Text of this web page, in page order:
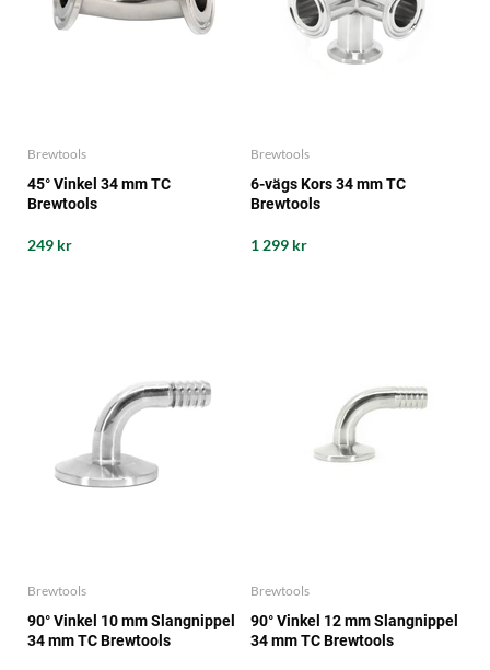
Brewtools
45° Vinkel 34 mm TC
Brewtools
249 kr
Brewtools
6-vägs Kors 34 mm TC
Brewtools
1 299 kr
Brewtools
90° Vinkel 10 mm Slangnippel
34 mm TC Brewtools
Brewtools
90° Vinkel 12 mm Slangnippel
34 mm TC Brewtools